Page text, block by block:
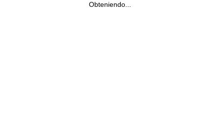
Obteniendo...